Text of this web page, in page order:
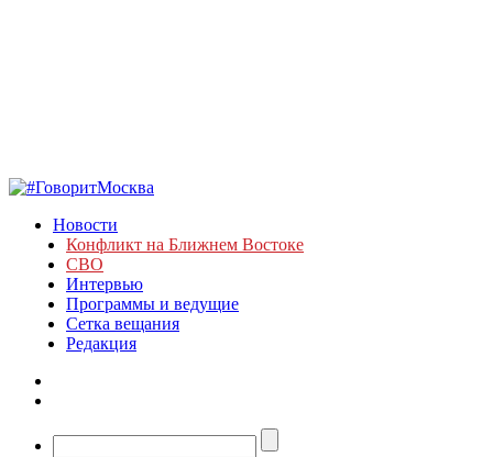
Новости
Конфликт на Ближнем Востоке
СВО
Интервью
Программы и ведущие
Сетка вещания
Редакция